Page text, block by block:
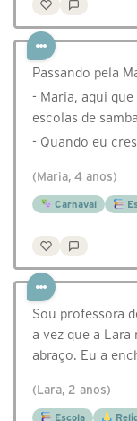
Passando pela
- Maria, aqui
escolas de
- Quando eu
(Maria, 4 anos)
Carnaval
Sou professora
a vez que a
abraço. Eu a
(Lara, 2 anos)
Escola